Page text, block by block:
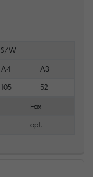
S/W
A4 A3
105 52
Fax
opt.